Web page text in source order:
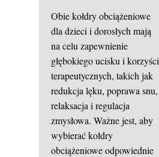
Obie kołdry obciążeniowe
dla dzieci i dorosłych mają
na celu zapewnienie
głębokiego ucisku i korzyści
terapeutycznych, takich jak
redukcja lęku, poprawa snu,
relaksacja i regulacja
zmysłowa. Ważne jest, aby
wybierać kołdry
obciążeniowe odpowiednie